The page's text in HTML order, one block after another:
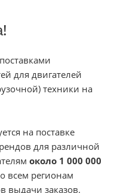
для двигателей
техники на
на поставке
для различной
около 1 000 000
всем регионам
выдачи заказов.